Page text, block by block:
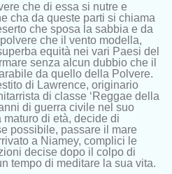
che di essa si nutre e
cha da queste parti si chiama
che sposa la sabbia e da
che il vento modella,
equità nei vari Paesi del
senza alcun dubbio che il
da quello della Polvere.
di Lawrence, originario
di classe ‘Reggae della
di guerra civile nel suo
di età, decide di
possibile, passare il mare
a Niamey, complici le
decise dopo il colpo di
tempo di meditare la sua vita.